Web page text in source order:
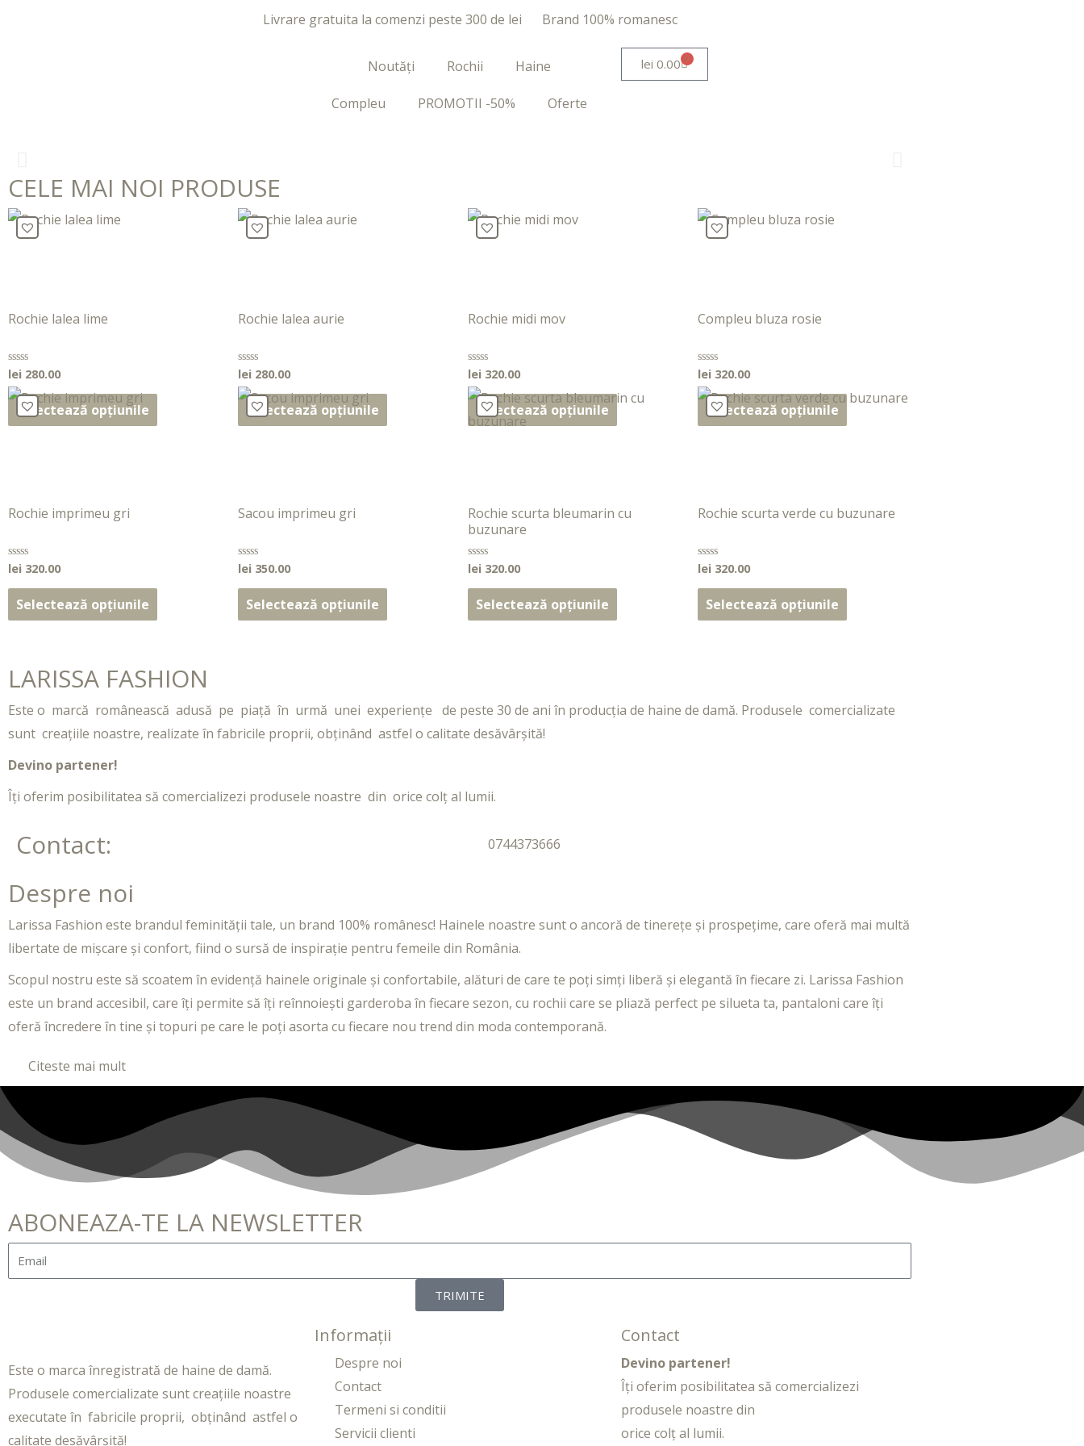
Livrare gratuita la comenzi peste 300 de lei Brand 100% romanesc
Noutăți Rochii Haine
Compleu PROMOTII -50% Oferte
lei 0.00 0
xo.com
sexeggs.org
sex
CELE MAI NOI PRODUSE
Rochie lalea lime
Evaluat
0
din
lei 280.00
Selectează opțiunile
Rochie lalea aurie
Evaluat
0
din
lei 280.00
Selectează opțiunile
Rochie midi mov
Evaluat
0
din
5
lei 320.00
Selectează opțiunile
Compleu bluza rosie
Evaluat
0
din
lei 320.00
Selectează opțiunile
Rochie imprimeu gri
Evaluat
0
din
lei 320.00
Selectează opțiunile
Sacou imprimeu gri
Evaluat
0
din
lei 350.00
Selectează opțiunile
Rochie scurta bleumarin cu
buzunare
Evaluat
0
din
lei 320.00
Selectează opțiunile
Rochie scurta verde cu buzunare
Evaluat
0
din
lei 320.00
Selectează opțiunile
LARISSA FASHION
Este o marcă românească adusă pe piață în urmă unei experiențe de peste 30 de ani în producția de haine de damă. Produsele comercializate
sunt creațiile noastre, realizate în fabricile proprii, obținând astfel o calitate desăvârșită!
Devino partener!
Îți oferim posibilitatea să comercializezi produsele noastre din orice colț al lumii.
Contact: 0744373666
Despre noi
Larissa Fashion este brandul feminității tale, un brand 100% românesc! Hainele noastre sunt o ancoră de tinerețe și prospețime, care oferă mai multă
libertate de mișcare și confort, fiind o sursă de inspirație pentru femeile din România.
Scopul nostru este să scoatem în evidență hainele originale și confortabile, alături de care te poți simți liberă și elegantă în fiecare zi. Larissa Fashion
este un brand accesibil, care îți permite să îți reînnoiești garderoba în fiecare sezon, cu rochii care se pliază perfect pe silueta ta, pantaloni care îți
oferă încredere în tine și topuri pe care le poți asorta cu fiecare nou trend din moda contemporană.
Citeste mai mult
ABONEAZA-TE LA NEWSLETTER
TRIMITE
Este o marca înregistrată de haine de damă.
Produsele comercializate sunt creațiile noastre
executate în fabricile proprii, obținând astfel o
calitate desăvârșită!
Informații
Despre noi
Contact
Termeni si conditii
Servicii clienti
Contact
Devino partener!
Îți oferim posibilitatea să comercializezi
produsele noastre din
orice colț al lumii.